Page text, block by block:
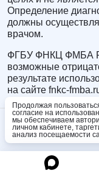
Определение
должны
врачом.
ФГБУ ФНКЦ ФМБА
возможные
результате
на сайте fnkc-
Продолжая
согласие на
мы обеспечиваем
личном кабинете,
анализ посещаемости